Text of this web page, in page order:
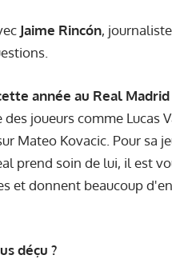
Jaime Rincón,
année au Real Madrid
joueurs comme Lucas
Mateo Kovacic. Pour sa
prend soin de lui, il est
et donnent beaucoup
déçu ?